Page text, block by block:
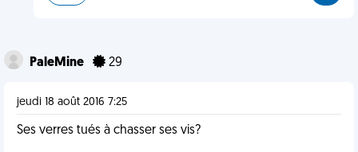
PaleMine 29
jeudi 18 août 2016 7:25
Ses verres tués à chasser ses vis?